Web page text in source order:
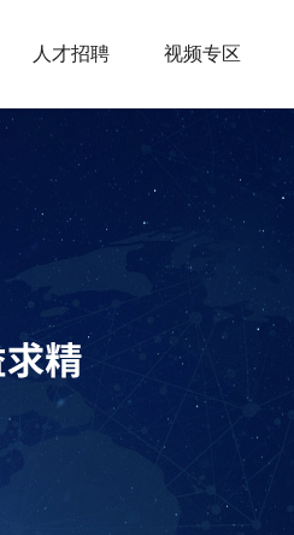
人才招聘 视频专区